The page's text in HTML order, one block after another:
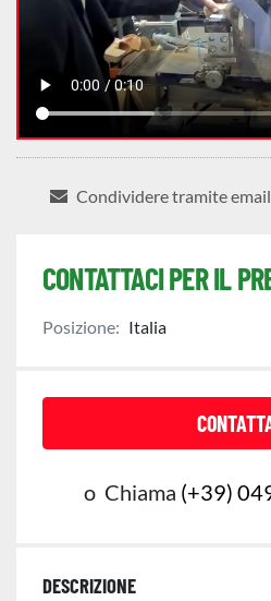
Condividere tramite email
CONTATTACI PER IL
Posizione: Italia
o Chiama (+39)
DESCRIZIONE